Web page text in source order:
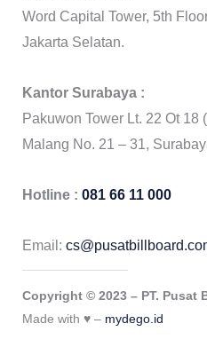
Word Capital Tower, 5th
Jakarta Selatan.
Kantor Surabaya :
Pakuwon Tower Lt. 22 Ot 18
Malang No. 21 – 31,
Hotline : 081 66 11 000
Email:
Copyright © 2023 – PT. Pusat
Made with ♥ – mydego.id